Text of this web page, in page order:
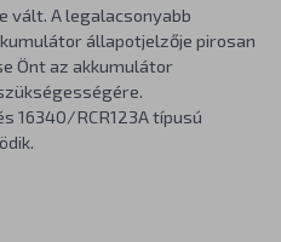
vált. A legalacsonyabb
állapotjelzője pirosan
Önt az akkumulátor
16340/RCR123A típusú